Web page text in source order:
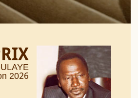
2026